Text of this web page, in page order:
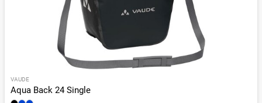
VAUDE
Aqua Back 24 Single